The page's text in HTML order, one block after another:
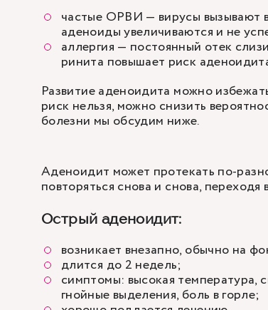
частые ОРВИ — вирусы вызывают
аденоиды увеличиваются и не
аллергия — постоянный отек
ринита повышает риск
Развитие аденоидита можно
риск нельзя, можно снизить
болезни мы обсудим ниже.
Аденоидит может протекать по-
повторяться снова и снова,
Острый аденоидит:
возникает внезапно, обычно на
длится до 2 недель;
симптомы: высокая температура,
гнойные выделения, боль в горле;